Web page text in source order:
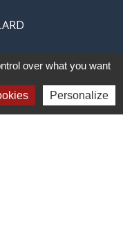
over what you want
Personalize